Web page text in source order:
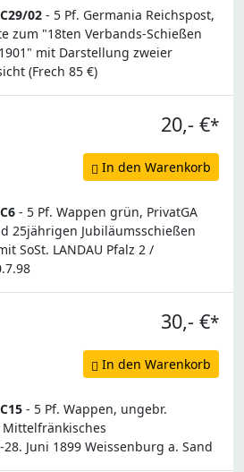
02 - 5 Pf. Germania Reichspost,
zum "18ten Verbands-Schießen
mit Darstellung zweier
(Frech 85 €)
20,- €*
In den Warenkorb
- 5 Pf. Wappen grün, PrivatGA
25jährigen Jubiläumsschießen
SoSt. LANDAU Pfalz 2 /
30,- €*
In den Warenkorb
- 5 Pf. Wappen, ungebr.
Mittelfränkisches
Juni 1899 Weissenburg a. Sand